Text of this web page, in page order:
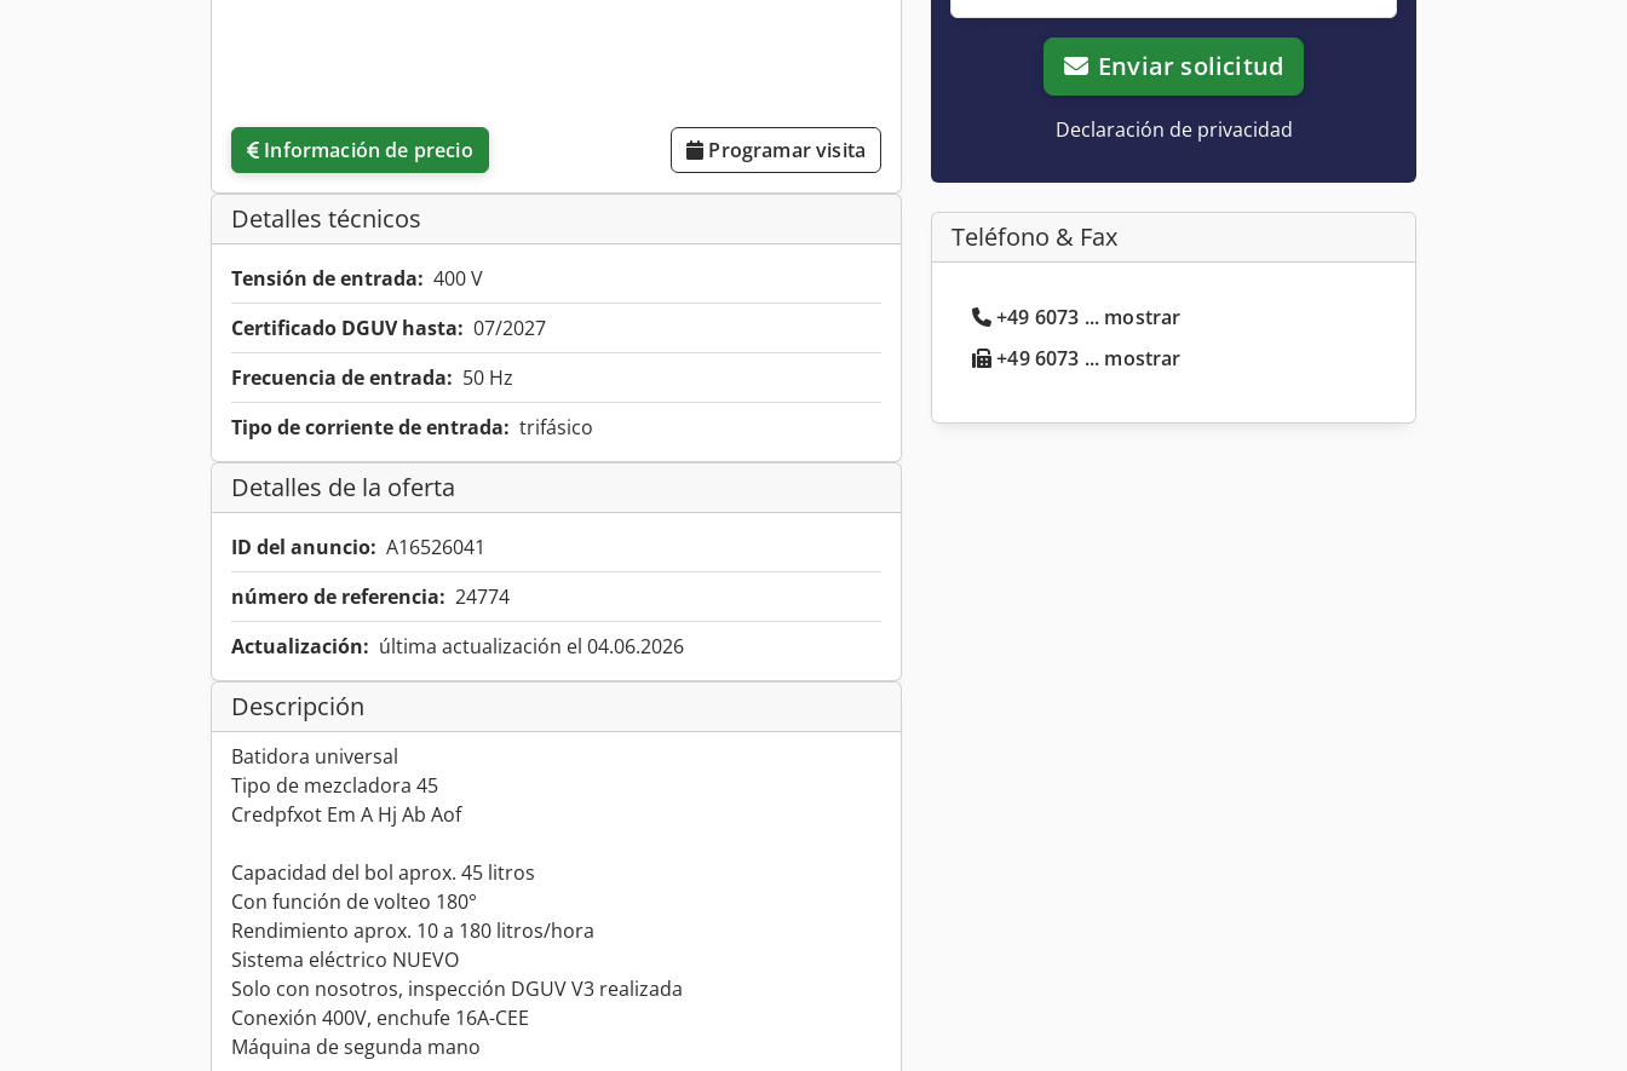
Información de precio Programar visita
Detalles técnicos
Tensión de entrada: 400 V
Certificado DGUV hasta: 07/2027
Frecuencia de entrada: 50 Hz
Tipo de corriente de entrada: trifásico
Detalles de la oferta
ID del anuncio: A16526041
número de referencia: 24774
Actualización: última actualización el 04.06.2026
Descripción
Batidora universal
Tipo de mezcladora 45
Credpfxot Em A Hj Ab Aof
Capacidad del bol aprox. 45 litros
Con función de volteo 180°
Rendimiento aprox. 10 a 180 litros/hora
Sistema eléctrico NUEVO
Solo con nosotros, inspección DGUV V3 realizada
Conexión 400V, enchufe 16A-CEE
Máquina de segunda mano
Enviar solicitud
Declaración de privacidad
Teléfono & Fax
+49 6073 ... mostrar
+49 6073 ... mostrar